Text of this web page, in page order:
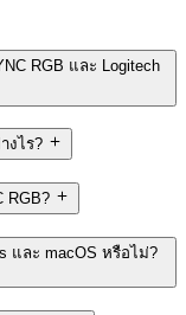
RGB และ Logitech
งไร?
RGB?
และ macOS หรือไม่?